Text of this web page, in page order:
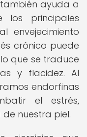
ayuda a
los principales
envejecimiento
crónico puede
que se traduce
y flacidez. Al
endorfinas
el estrés,
nuestra piel.